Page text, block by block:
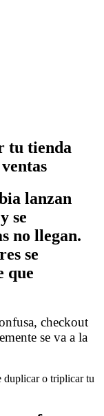
tu tienda
lanzan
se
no llegan.
se
que
checkout
se va a la
duplicar o triplicar tu